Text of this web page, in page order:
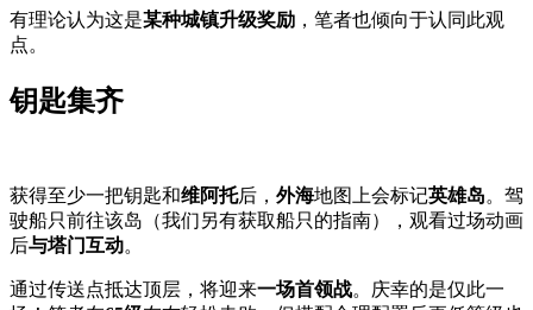
有理论认为这是某种城镇升级奖励 ，笔者也倾向于认同此观
点。
钥匙集齐
获得至少一把钥匙和维阿托后， 外海地图上会标记英雄岛。驾
驶船只前往该岛（我们另有获取船只的指南），观看过场动画
后与塔门互动。
通过传送点抵达顶层，将迎来一场首领战。庆幸的是仅此一